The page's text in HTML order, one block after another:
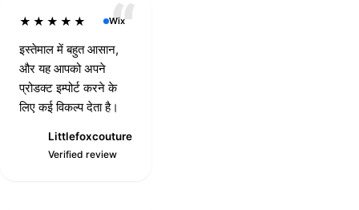
★★★★★ Wix
इस्तेमाल में बहुत आसान,
और यह आपको अपने
प्रोडक्ट इम्पोर्ट करने के
लिए कई विकल्प देता है।
Littlefoxcouture
Verified review